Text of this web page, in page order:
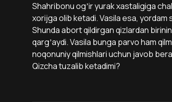
Shahribonu ogʼir yurak xastaligiga
xorijga olib ketadi. Vasila esa,
Shunda abort qildirgan qizlardan
qargʼaydi. Vasila bunga parvo ham
noqonuniy qilmishlari uchun javob
Qizcha tuzalib ketadimi?